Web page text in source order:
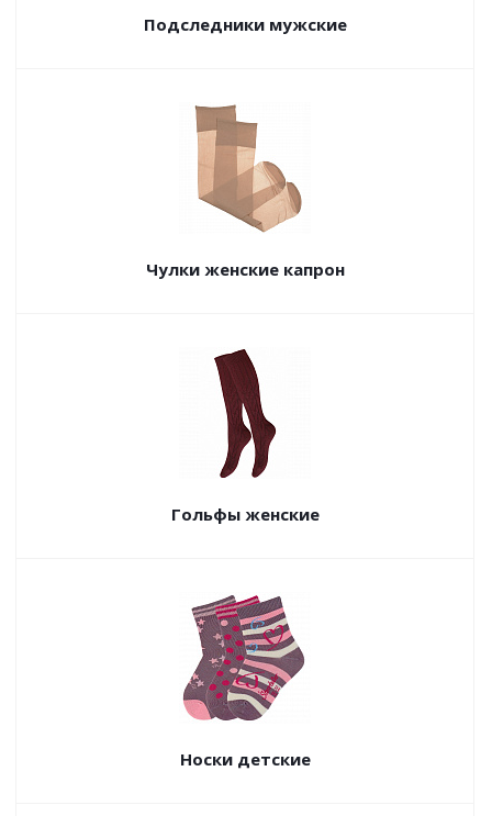
Подследники мужские
Чулки женские капрон
Гольфы женские
Носки детские